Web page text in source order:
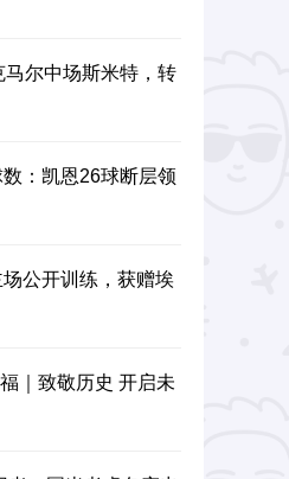
尔中场斯米特，转
：凯恩26球断层领
公开训练，获赠埃
｜致敬历史 开启未